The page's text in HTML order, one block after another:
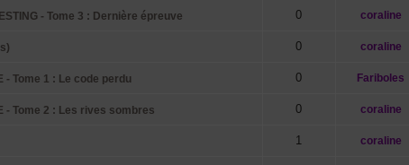
- Tome 3 : Dernière épreuve 0 coraline
0 coraline
- Tome 1 : Le code perdu 0 Fariboles
- Tome 2 : Les rives sombres 0 coraline
1
coraline